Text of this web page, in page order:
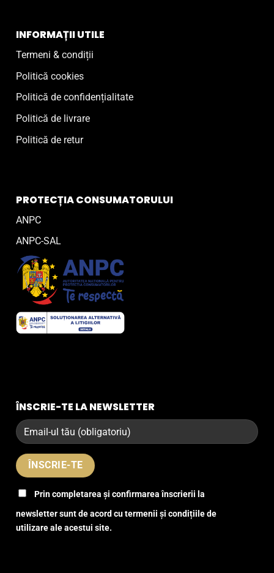
INFORMAȚII UTILE
Termeni & condiții
Politică cookies
Politică de confidențialitate
Politică de livrare
Politică de retur
PROTECȚIA CONSUMATORULUI
ANPC
ANPC-SAL
ÎNSCRIE-TE LA NEWSLETTER
Prin completarea și confirmarea înscrierii la
newsletter sunt de acord cu termenii și condițiile de
utilizare ale acestui site.